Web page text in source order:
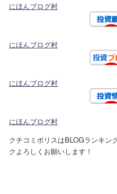
にほんブログ村
にほんブログ村
にほんブログ村
にほんブログ村
クチコミポリスはBLOGランキン
クよろしくお願いします！